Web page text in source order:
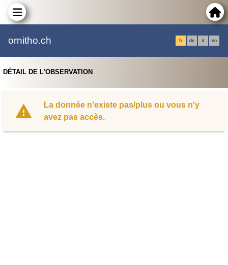
ornitho.ch fr de it en
DÉTAIL DE L'OBSERVATION
La donnée n'existe pas/plus ou vous n'y
avez pas accès.